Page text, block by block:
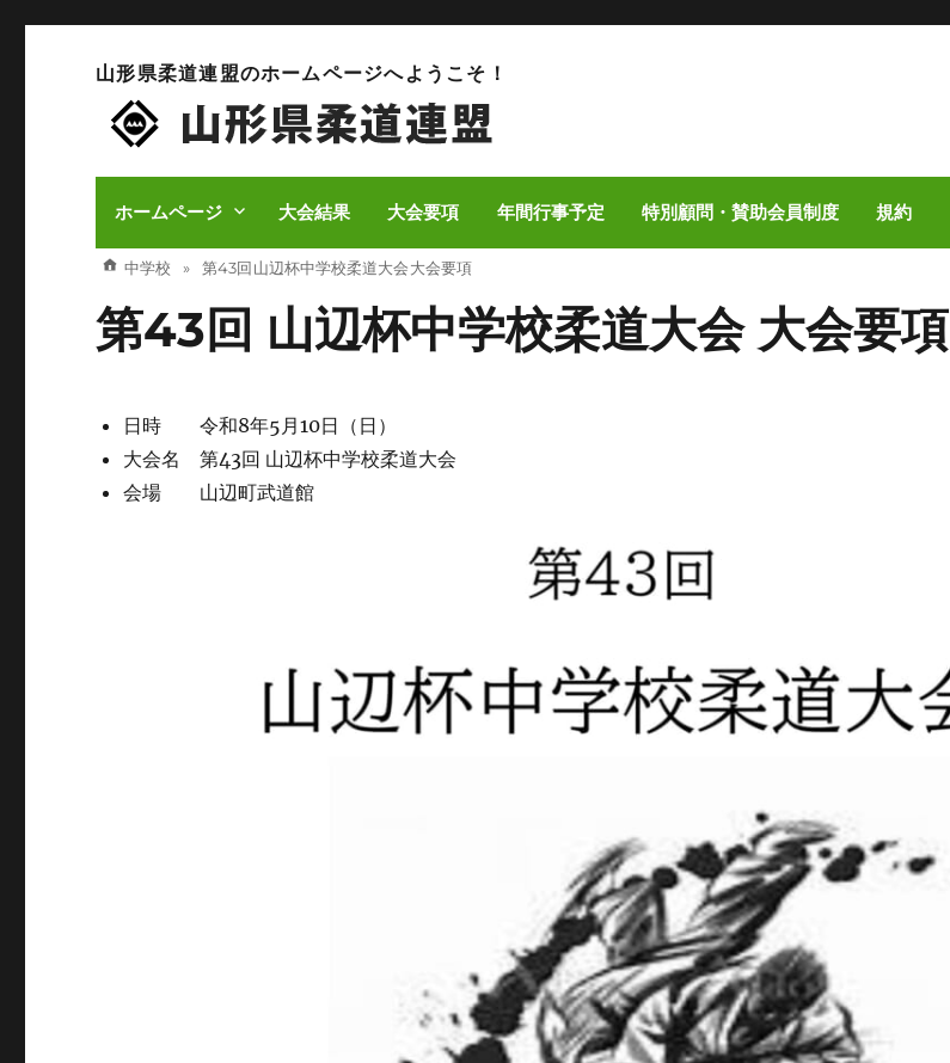
山形県柔道連盟のホームページへようこそ！
ホームページ 大会結果 大会要項 年間行事予定 特別顧問・賛助会員制度 規約
中学校 第43回 山辺杯中学校柔道大会 大会要項
第43回 山辺杯中学校柔道大会 大会要項
日時 令和8年5月10日（日）
大会名 第43回 山辺杯中学校柔道大会
会場 山辺町武道館